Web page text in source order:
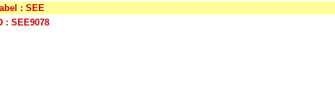
: SEE
: SEE9078